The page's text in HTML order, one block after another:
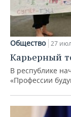
Общество 27
Карьерный
В республике
«Профессии